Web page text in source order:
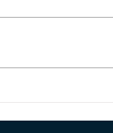
que México